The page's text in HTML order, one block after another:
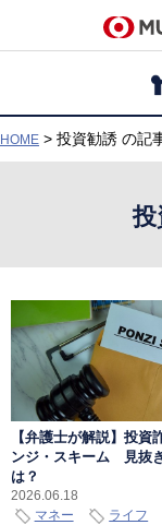
HOME > 投資勧誘 の記
投
【弁護士が解説】投資
ンジ・スキーム 見抜
は？
2026.06.18
マネー ライフ